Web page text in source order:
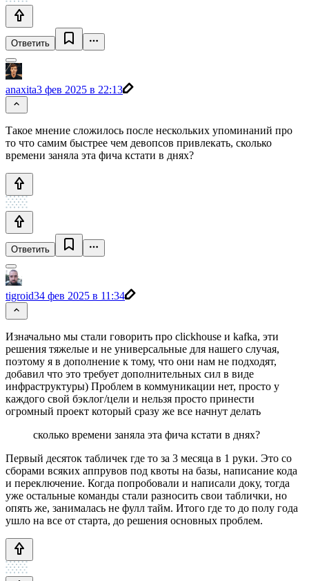
Ответить
anaxita3 фев 2025 в 22:13
Такое мнение сложилось после нескольких упоминаний про
то что самим быстрее чем девопсов привлекать, сколько
времени заняла эта фича кстати в днях?
Ответить
tigroid34 фев 2025 в 11:34
Изначально мы стали говорить про clickhouse и kafka, эти
решения тяжелые и не универсальные для нашего случая,
поэтому я в дополнение к тому, что они нам не подходят,
добавил что это требует дополнительных сил в виде
инфраструктуры) Проблем в коммуникации нет, просто у
каждого свой бэклог/цели и нельзя просто принести
огромный проект который сразу же все начнут делать
сколько времени заняла эта фича кстати в днях?
Первый десяток табличек где то за 3 месяца в 1 руки. Это со
сборами всяких аппрувов под квоты на базы, написание кода
и переключение. Когда попробовали и написали доку, тогда
уже остальные команды стали разносить свои таблички, но
опять же, занималась не фулл тайм. Итого где то до полу года
ушло на все от старта, до решения основных проблем.